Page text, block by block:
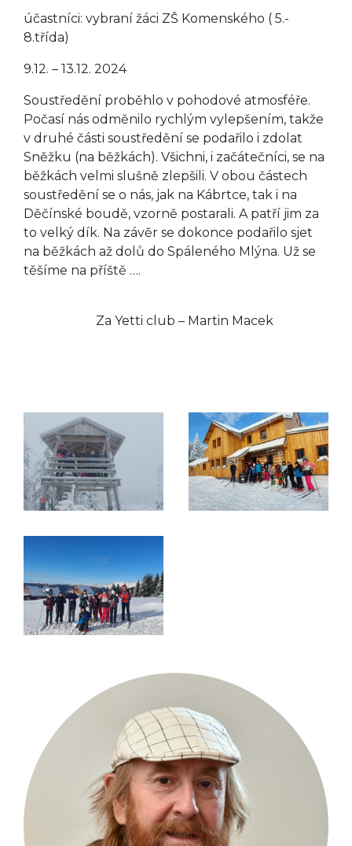
účastníci: vybraní žáci ZŠ Komenského ( 5.-
8.třída)
9.12. – 13.12. 2024
Soustředění proběhlo v pohodové atmosféře.
Počasí nás odměnilo rychlým vylepšením, takže
v druhé části soustředění se podařilo i zdolat
Sněžku (na běžkách). Všichni, i začátečníci, se na
běžkách velmi slušně zlepšili. V obou částech
soustředění se o nás, jak na Kábrtce, tak i na
Děčínské boudě, vzorně postarali. A patří jim za
to velký dík. Na závěr se dokonce podařilo sjet
na běžkách až dolů do Spáleného Mlýna. Už se
těšíme na příště ….
Za Yetti club – Martin Macek